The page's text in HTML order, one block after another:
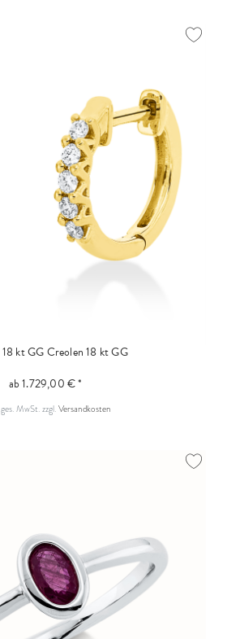
kt GGCreolen 18 kt GG
ab 1.729,00 € *
MwSt.zzgl.Versandkosten